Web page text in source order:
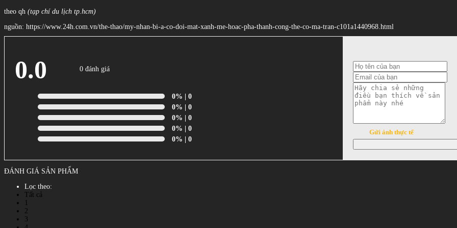
theo qh (tạp chí du lịch tp.hcm)
nguồn: https://www.24h.com.vn/the-thao/my-nhan-bi-a-co-doi-mat-xanh-me-hoac-pha-thanh-cong-the-co-ma-tran-c101a1440968.html
0.0 0 đánh giá
0% | 0
0% | 0
0% | 0
0% | 0
0% | 0
Gửi ảnh thực tế
ĐÁNH GIÁ SẢN PHẨM
Lọc theo:
Tất cả
1
2
3